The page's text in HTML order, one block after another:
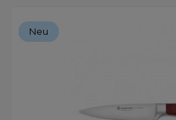
Neu